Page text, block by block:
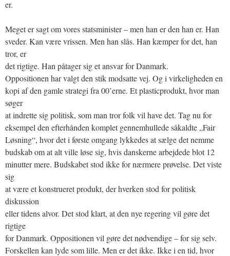
er.
Meget er sagt om vores statsminister – men han er den han er. Han
sveder. Kan være vrissen. Men han slås. Han kæmper for det, han
tror, er
det rigtige. Han påtager sig et ansvar for Danmark.
Oppositionen har valgt den stik modsatte vej. Og i virkeligheden en
kopi af den gamle strategi fra 00’erne. Et plasticprodukt, hvor man
søger
at indrette sig politisk, som man tror folk vil have det. Tag nu for
eksempel den efterhånden komplet gennemhullede såkaldte „Fair
Løsning“, hvor det i første omgang lykkedes at sælge det nemme
budskab om at alt ville løse sig, hvis danskerne arbejdede blot 12
minutter mere. Budskabet stod ikke for nærmere prøvelse. Det viste
sig
at være et konstrueret produkt, der hverken stod for politisk
diskussion
eller tidens alvor. Det stod klart, at den nye regering vil gøre det
rigtige
for Danmark. Oppositionen vil gøre det nødvendige – for sig selv.
Forskellen kan lyde som lille. Men er det ikke. Ikke i en tid, hvor